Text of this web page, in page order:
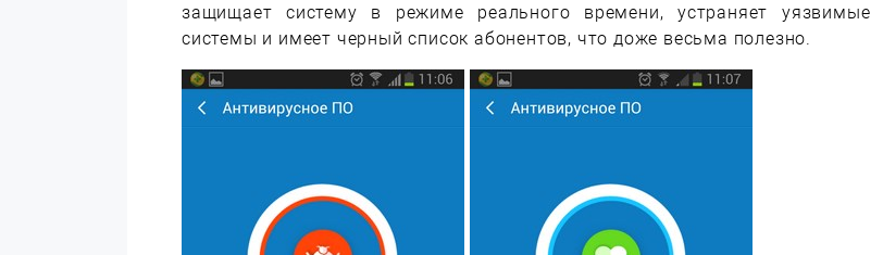
защищает систему в режиме реального времени, устраняет уязвимые
системы и имеет черный список абонентов, что доже весьма полезно.